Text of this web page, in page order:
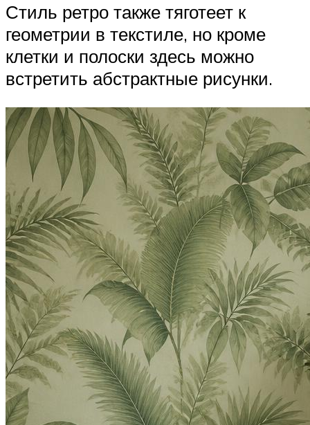
Стиль ретро также тяготеет к
геометрии в текстиле, но кроме
клетки и полоски здесь можно
встретить абстрактные рисунки.